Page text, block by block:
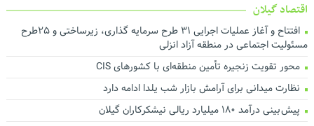
خرید تضمینی گندم در گیلان آغاز شد
لزوم اجماع رسانه‌ای برای نجات محیط‌زیست گیلان
هم‌افزایی برای ارتقای فرهنگ مصرف و مدیریت بهینه انرژی
تأخیر در پرداخت تسهیلات، اثربخشی حمایت از تولید را کاهش می‌دهد
درآمد پایدار کلید توسعه شهری است
اجرای بیش از ۵۰ پروژه آبرسانی در گیلان
اقتصاد گیلان
افتتاح و آغاز عملیات اجرایی ۳۱ طرح سرمایه گذاری، زیرساختی و ۲۵طرح
مسئولیت اجتماعی در منطقه آزاد انزلی
محور تقویت زنجیره تأمین منطقه‌ای با کشورهای CIS
نظارت میدانی برای آرامش بازار شب یلدا ادامه دارد
پیش بینی درآمد ۱۸۰ میلیارد ریالی نیشکرکاران گیلان